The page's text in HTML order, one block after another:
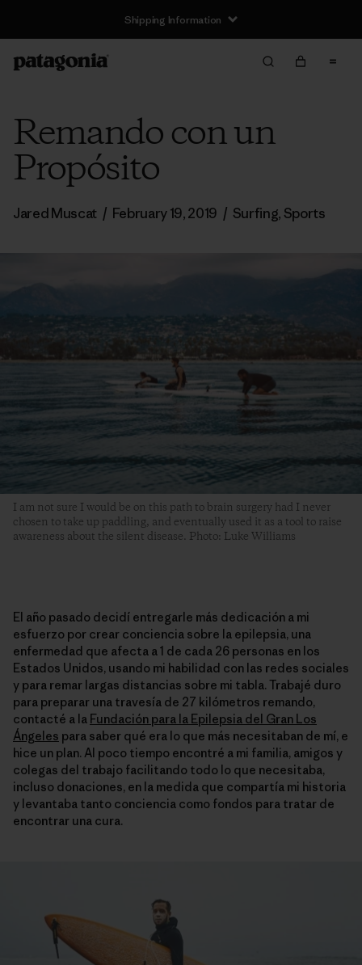
Shipping Information
Remando con un
Propósito
Jared Muscat / February 19, 2019 / Surfing, Sports
I am not sure I would be on this path to brain surgery had I never
chosen to take up paddling, and eventually used it as a tool to raise
awareness about the silent disease. Photo: Luke Williams
El año pasado decidí entregarle más dedicación a mi
esfuerzo por crear conciencia sobre la epilepsia, una
enfermedad que afecta a 1 de cada 26 personas en los
Estados Unidos, usando mi habilidad con las redes sociales
y para remar largas distancias sobre mi tabla. Trabajé duro
para preparar una travesía de 27 kilómetros remando,
contacté a la Fundación para la Epilepsia del Gran Los
Ángeles para saber qué era lo que más necesitaban de mí, e
hice un plan. Al poco tiempo encontré a mi familia, amigos y
colegas del trabajo facilitando todo lo que necesitaba,
incluso donaciones, en la medida que compartía mi historia
y levantaba tanto conciencia como fondos para tratar de
encontrar una cura.